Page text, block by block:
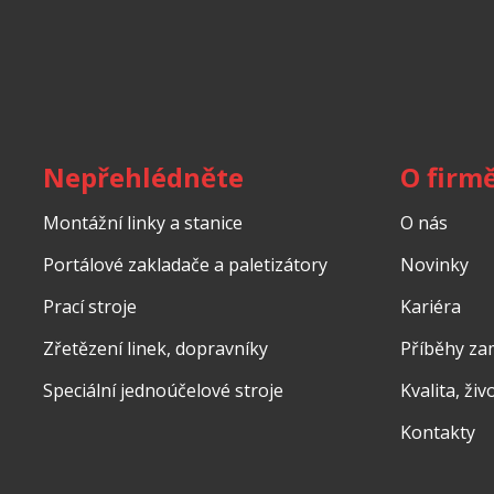
Nepřehlédněte
Montážní linky a stanice
Portálové zakladače a paletizátory
Prací stroje
Zřetězení linek, dopravníky
Speciální jednoúčelové stroje
O
O nás
Novinky
Kariéra
Příběhy
Kvalita,
Kontakty